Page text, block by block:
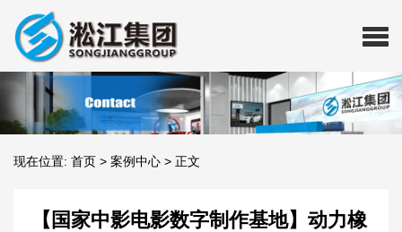
现在位置: 首页 > 案例中心 > 正文
【国家中影电影数字制作基地】动力橡